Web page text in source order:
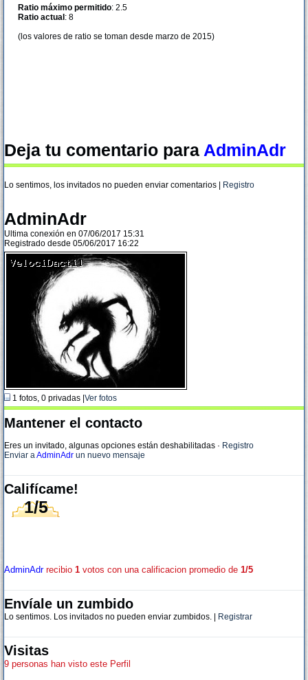
Ratio máximo permitido: 2.5
Ratio actual : 8
(los valores de ratio se toman desde marzo de 2015)
Deja tu comentario para AdminAdr
Lo sentimos, los invitados no pueden enviar comentarios | Registro
AdminAdr
Ultima conexión en 07/06/2017 15:31
Registrado desde 05/06/2017 16:22
1 fotos, 0 privadas | Ver fotos
Mantener el contacto
Eres un invitado, algunas opciones están deshabilitadas · Registro
Enviar aAdminAdr un nuevo mensaje
Califícame!
1/5
AdminAdrrecibio 1 votos con una calificacion promedio de 1/5
Envíale un zumbido
Lo sentimos. Los invitados no pueden enviar zumbidos. | Registrar
Visitas
9 personas han visto este Perfil